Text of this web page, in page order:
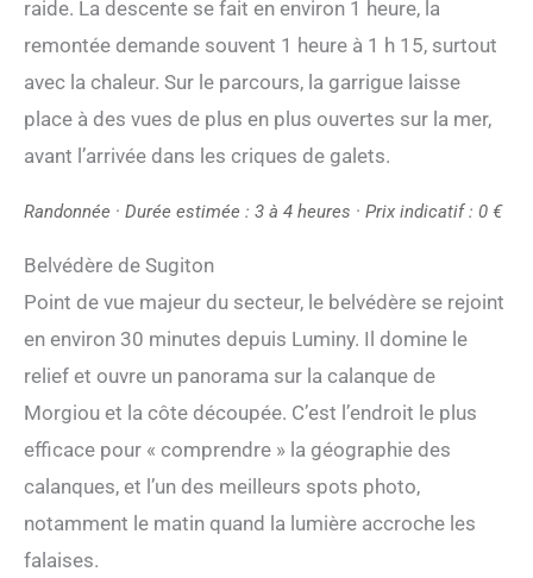
raide. La descente se fait en environ 1 heure, la
remontée demande souvent 1 heure à 1 h 15, surtout
avec la chaleur. Sur le parcours, la garrigue laisse
place à des vues de plus en plus ouvertes sur la mer,
avant l’arrivée dans les criques de galets.
Randonnée · Durée estimée : 3 à 4 heures · Prix indicatif : 0 €
Belvédère de Sugiton
Point de vue majeur du secteur, le belvédère se rejoint
en environ 30 minutes depuis Luminy. Il domine le
relief et ouvre un panorama sur la calanque de
Morgiou et la côte découpée. C’est l’endroit le plus
efficace pour « comprendre » la géographie des
calanques, et l’un des meilleurs spots photo,
notamment le matin quand la lumière accroche les
falaises.